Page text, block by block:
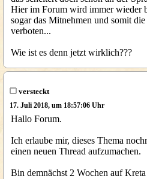
Hier im Forum wird immer wieder
sogar das Mitnehmen und somit
verboten...
Wie ist es denn jetzt wirklich???
versteckt
17. Juli 2018, um 18:57:06 Uhr
Hallo Forum.
Ich erlaube mir, dieses Thema
einen neuen Thread aufzumachen.
Bin demnächst 2 Wochen auf